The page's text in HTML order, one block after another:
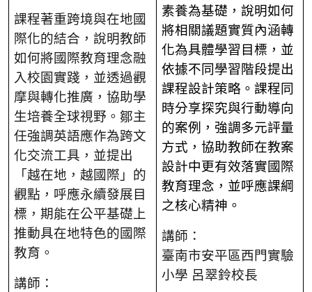
課程著重跨境與在地國
際化的結合，說明教師
如何將國際教育理念融
入校園實踐，並透過觀
摩與轉化推廣，協助學
生培養全球視野。鄒主
任強調英語應作為跨文
化交流工具，並提出
「越在地，越國際」的
觀點，呼應永續發展目
標，期能在公平基礎上
推動具在地特色的國際
教育。
講師：
素養為基礎，說明如何
將相關議題實質內涵轉
化為具體學習目標，並
依據不同學習階段提出
課程設計策略。課程同
時分享探究與行動導向
的案例，強調多元評量
方式，協助教師在教案
設計中更有效落實國際
教育理念，並呼應課綱
之核心精神。
講師：
臺南市安平區西門實驗
小學 呂翠鈴校長